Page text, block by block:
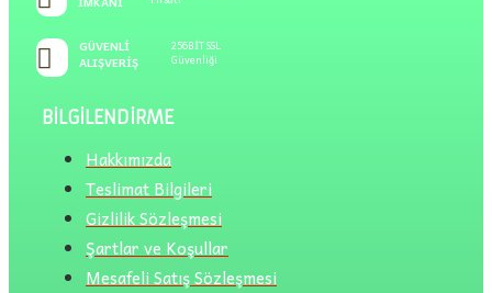
GÜVENLI
ALIŞVERIŞ
256BİT SSL
Güvenliği
BILGILENDIRME
Hakkımızda
Teslimat Bilgileri
Gizlilik Sözleşmesi
Şartlar ve Koşullar
Mesafeli Satış Sözleşmesi